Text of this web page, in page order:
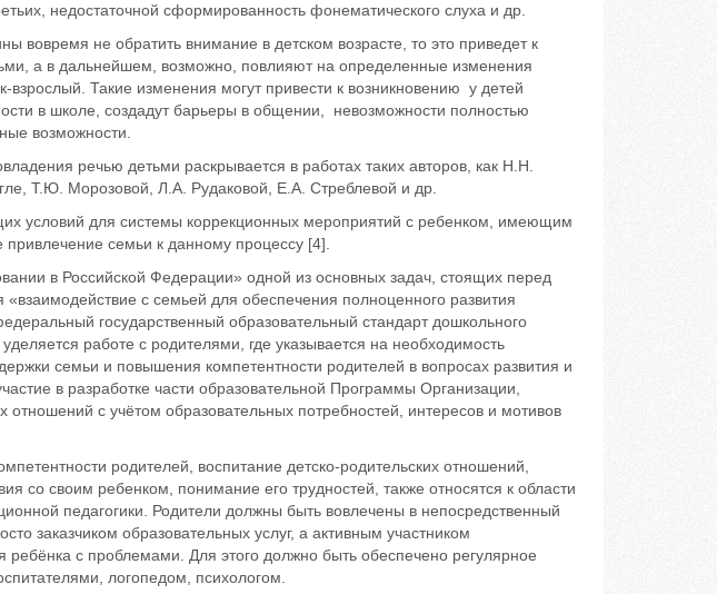
недостаточной сформированность фонематического слуха и др.
вовремя не обратить внимание в детском возрасте, то это приведет к
а в дальнейшем, возможно, повлияют на определенные изменения
взрослый. Такие изменения могут привести к возникновению у детей
в школе, создадут барьеры в общении, невозможности полностью
возможности.
речью детьми раскрывается в работах таких авторов, как Н.Н.
Т.Ю. Морозовой, Л.А. Рудаковой, Е.А. Стреблевой и др.
условий для системы коррекционных мероприятий с ребенком, имеющим
семьи к данному процессу [4].
в Российской Федерации» одной из основных задач, стоящих перед
с семьей для обеспечения полноценного развития
государственный образовательный стандарт дошкольного
работе с родителями, где указывается на необходимость
семьи и повышения компетентности родителей в вопросах развития и
в разработке части образовательной Программы Организации,
с учётом образовательных потребностей, интересов и мотивов
родителей, воспитание детско-родительских отношений,
со своим ребенком, понимание его трудностей, также относятся к области
педагогики. Родители должны быть вовлечены в непосредственный
заказчиком образовательных услуг, а активным участником
с проблемами. Для этого должно быть обеспечено регулярное
логопедом, психологом.